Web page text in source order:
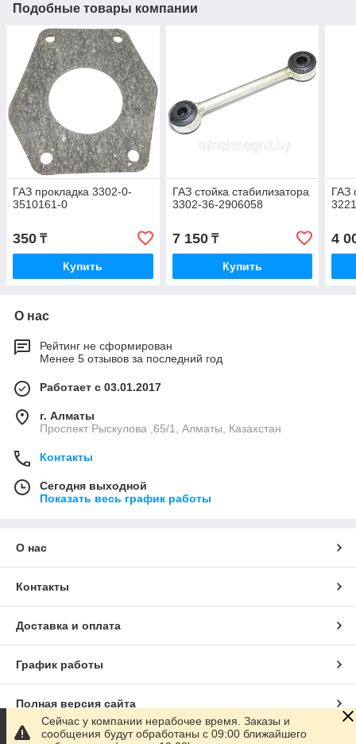
Подобные товары компании
ГАЗ прокладка 3302-0-
3510161-0
350 ₸
Купить
ГАЗ стойка стабилизатора
3302-36-2906058
7 150₸
Купить
ГАЗ
4
О нас
Рейтинг не сформирован
Менее 5 отзывов за последний год
Работает с 03.01.2017
г. Алматы
Проспект Рыскулова ,65/1, Алматы, Казахстан
Контакты
Сегодня выходной
Показать весь график работы
О нас
Контакты
Доставка и оплата
График работы
Полная версия сайта
Сейчас у компании нерабочее время. Заказы и
сообщения будут обработаны с 09:00 ближайшего